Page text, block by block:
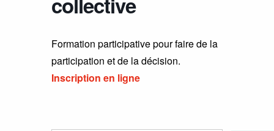
Formation participative pour faire de la
participation et de la décision.
Inscription en ligne